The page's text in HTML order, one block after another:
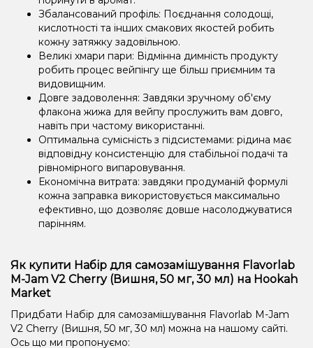
Збалансований профіль: Поєднання солодощі,
кислотності та інших смакових якостей робить
кожну затяжку задовільною.
Великі хмари пари: Відмінна димність продукту
робить процес вейпінгу ще більш приємним та
видовищним.
Довге задоволення: Завдяки зручному об'єму
флакона жижа для вейпу прослужить вам довго,
навіть при частому використанні.
Оптимальна сумісність з підсистемами: рідина має
відповідну консистенцію для стабільної подачі та
рівномірного випаровування.
Економічна витрата: завдяки продуманій формулі
кожна заправка використовується максимально
ефективно, що дозволяє довше насолоджуватися
парінням.
Як купити Набір для самозамішування Flavorlab
M-Jam V2 Cherry (Вишня, 50 мг, 30 мл) на Hookah
Market
Придбати Набір для самозамішування Flavorlab M-Jam
V2 Cherry (Вишня, 50 мг, 30 мл) можна на нашому сайті.
Ось що ми пропонуємо: